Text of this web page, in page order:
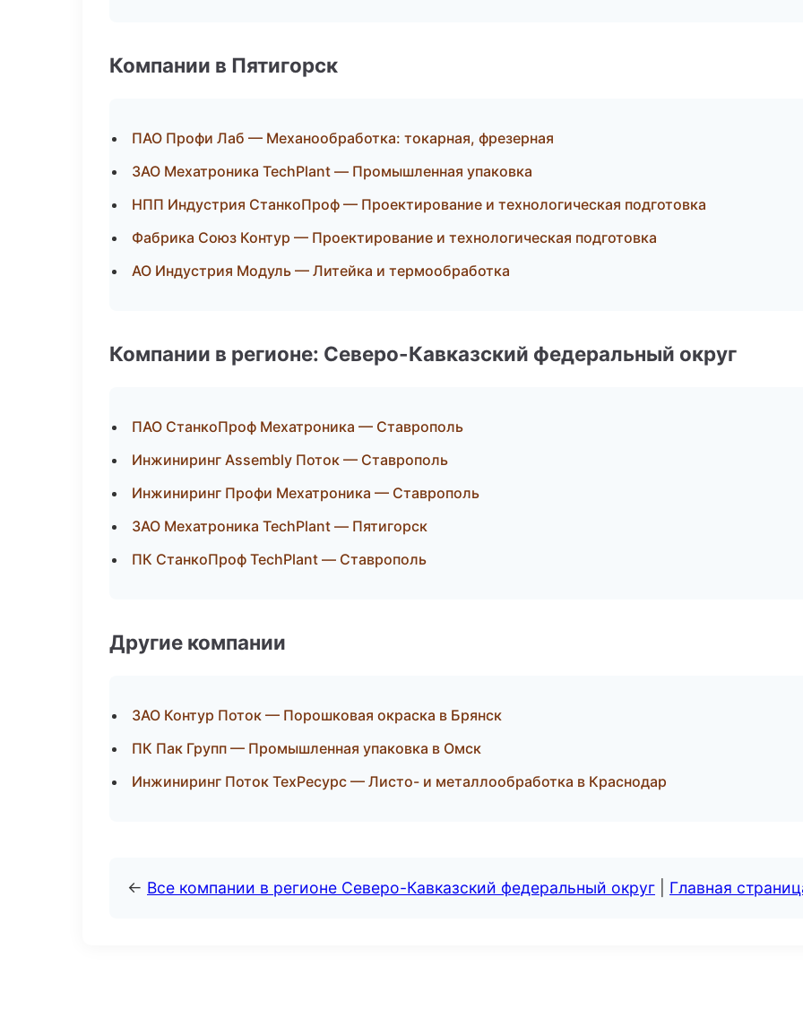
Компании в Пятигорск
ПАО Профи Лаб — Механообработка: токарная, фрезерная
ЗАО Мехатроника TechPlant — Промышленная упаковка
НПП Индустрия СтанкоПроф — Проектирование и технологическая подготовка
Фабрика Союз Контур — Проектирование и технологическая подготовка
АО Индустрия Модуль — Литейка и термообработка
Компании в регионе: Северо-Кавказский федеральный округ
ПАО СтанкоПроф Мехатроника — Ставрополь
Инжиниринг Assembly Поток — Ставрополь
Инжиниринг Профи Мехатроника — Ставрополь
ЗАО Мехатроника TechPlant — Пятигорск
ПК СтанкоПроф TechPlant — Ставрополь
Другие компании
ЗАО Контур Поток — Порошковая окраска в Брянск
ПК Пак Групп — Промышленная упаковка в Омск
Инжиниринг Поток ТехРесурс — Листо- и металлообработка в Краснодар
← Все компании в регионе Северо-Кавказский федеральный округ Главная